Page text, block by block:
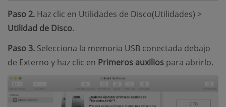
Paso 2. Haz clic en Utilidades de Disco(Utilidades) >
Utilidad de Disco.
Paso 3. Selecciona la memoria USB conectada debajo
de Externo y haz clic en Primeros auxilios para abrirlo.